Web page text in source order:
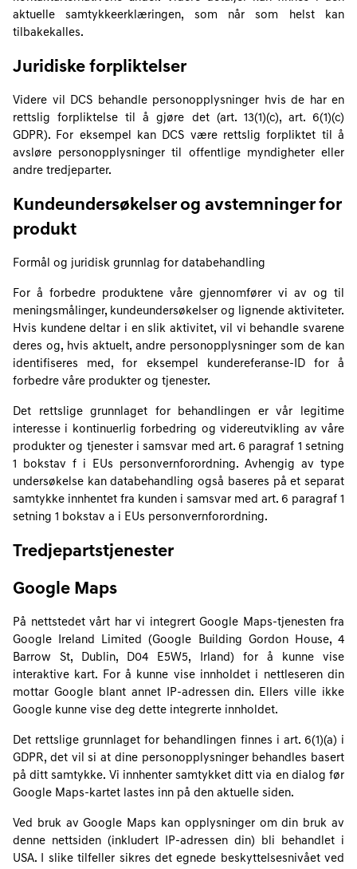
aktuelle samtykkeerklæringen, som når som helst kan
tilbakekalles.
Juridiske forpliktelser
Videre vil DCS behandle personopplysninger hvis de har en
rettslig forpliktelse til å gjøre det (art. 13(1)(c), art. 6(1)(c)
GDPR). For eksempel kan DCS være rettslig forpliktet til å
avsløre personopplysninger til offentlige myndigheter eller
andre tredjeparter.
Kundeundersøkelser og avstemninger for
produkt
Formål og juridisk grunnlag for databehandling
For å forbedre produktene våre gjennomfører vi av og til
meningsmålinger, kundeundersøkelser og lignende aktiviteter.
Hvis kundene deltar i en slik aktivitet, vil vi behandle svarene
deres og, hvis aktuelt, andre personopplysninger som de kan
identifiseres med, for eksempel kundereferanse-ID for å
forbedre våre produkter og tjenester.
Det rettslige grunnlaget for behandlingen er vår legitime
interesse i kontinuerlig forbedring og videreutvikling av våre
produkter og tjenester i samsvar med art. 6 paragraf 1 setning
1 bokstav f i EUs personvernforordning. Avhengig av type
undersøkelse kan databehandling også baseres på et separat
samtykke innhentet fra kunden i samsvar med art. 6 paragraf 1
setning 1 bokstav a i EUs personvernforordning.
Tredjepartstjenester
Google Maps
På nettstedet vårt har vi integrert Google Maps-tjenesten fra
Google Ireland Limited (Google Building Gordon House, 4
Barrow St, Dublin, D04 E5W5, Irland) for å kunne vise
interaktive kart. For å kunne vise innholdet i nettleseren din
mottar Google blant annet IP-adressen din. Ellers ville ikke
Google kunne vise deg dette integrerte innholdet.
Det rettslige grunnlaget for behandlingen finnes i art. 6(1)(a) i
GDPR, det vil si at dine personopplysninger behandles basert
på ditt samtykke. Vi innhenter samtykket ditt via en dialog før
Google Maps-kartet lastes inn på den aktuelle siden.
Ved bruk av Google Maps kan opplysninger om din bruk av
denne nettsiden (inkludert IP-adressen din) bli behandlet i
USA. I slike tilfeller sikres det egnede beskyttelsesnivået ved